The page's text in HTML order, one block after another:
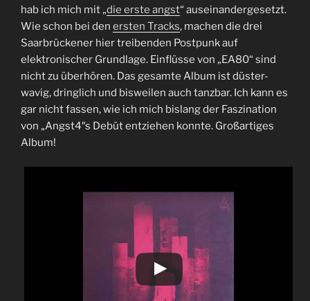
hab ich mich mit „die erste angst“ auseinandergesetzt.
Wie schon bei den ersten Tracks, machen die drei
Saarbrückener hier treibenden Postpunk auf
elektronischer Grundlage. Einflüsse von „EA80“ sind
nicht zu überhören. Das gesamte Album ist düster-
wavig, dringlich und bisweilen auch tanzbar. Ich kann es
gar nicht fassen, wie ich mich bislang der Faszination
von „Angst4″s Debüt entziehen konnte. Großartiges
Album!